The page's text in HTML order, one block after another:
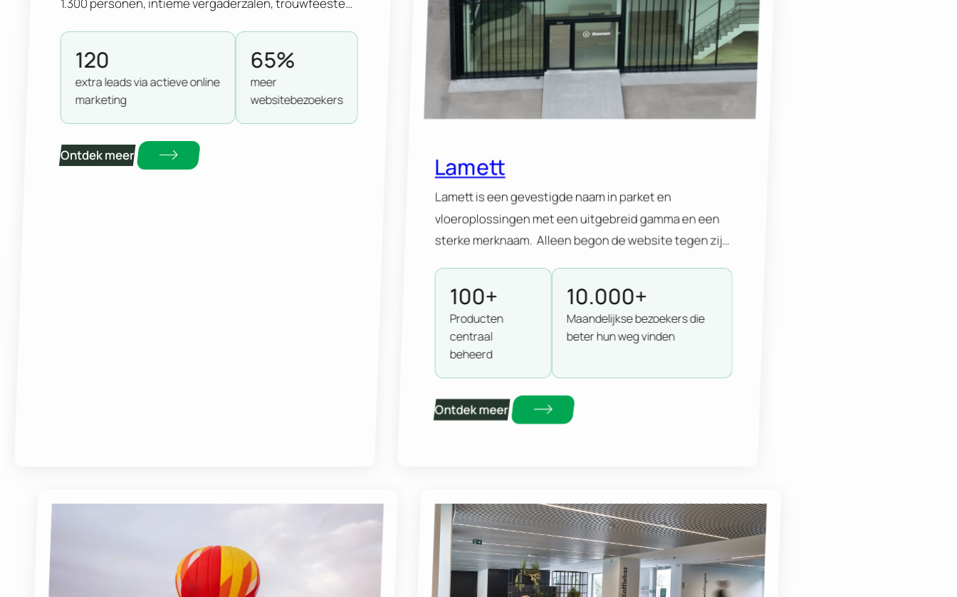
1.300 personen, intieme vergaderzalen, trouwfeesten
reputatie. Maar online? Daar was nog werk aan de
winkel. 120 extra leads via actieve online marketing
65% meer…
120
extra leads via actieve online
marketing
65%
meer
websitebezoekers
Ontdek meer Lamett
Lamett is een gevestigde naam in parket en
vloeroplossingen met een uitgebreid gamma en een
sterke merknaam. Alleen begon de website tegen zijn
kwam daar nog een stevige laag bij. Tijd om de basis te
versterken en ruimte te creëren voor groei.…
100+
Producten
centraal
beheerd
10.000+
Maandelijkse bezoekers die
beter hun weg vinden
Ontdek meer